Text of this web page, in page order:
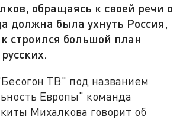
обращаясь к своей речи о
должна была ухнуть Россия,
строился большой план
ТВ" под названием
Европы" команда
Михалкова говорит об